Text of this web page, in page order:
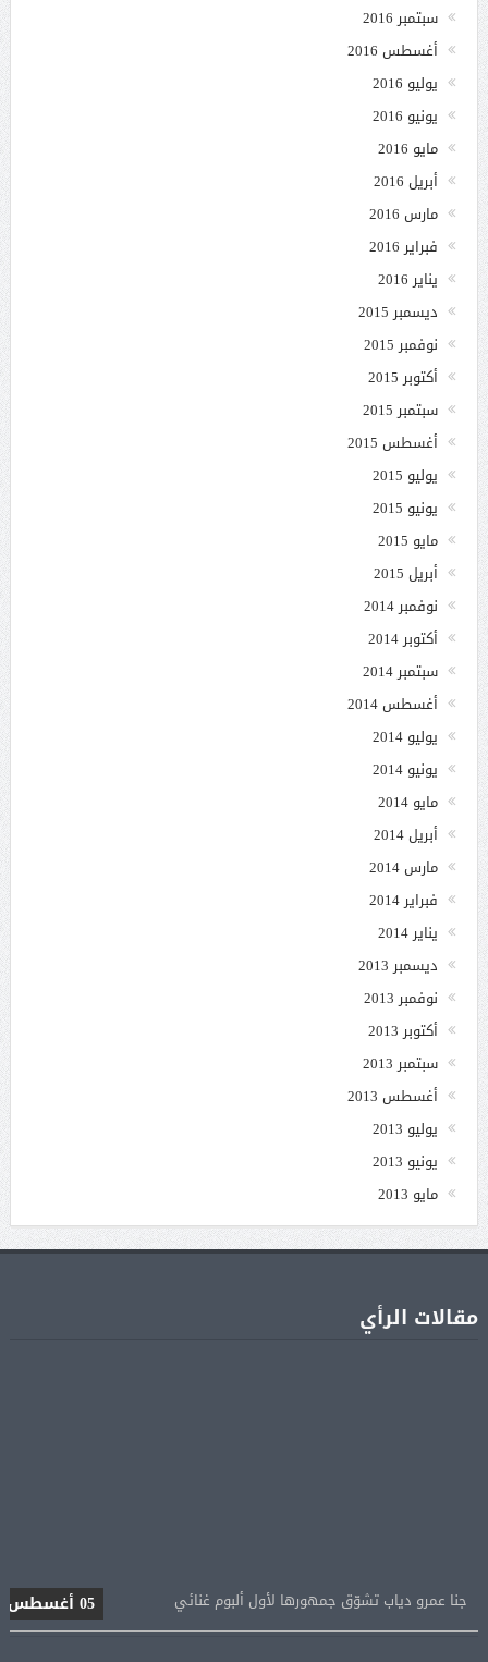
سبتمبر 2016
أغسطس 2016
يوليو 2016
يونيو 2016
مايو 2016
أبريل 2016
مارس 2016
فبراير 2016
يناير 2016
ديسمبر 2015
نوفمبر 2015
أكتوبر 2015
سبتمبر 2015
أغسطس 2015
يوليو 2015
يونيو 2015
مايو 2015
أبريل 2015
نوفمبر 2014
أكتوبر 2014
سبتمبر 2014
أغسطس 2014
يوليو 2014
يونيو 2014
مايو 2014
أبريل 2014
مارس 2014
فبراير 2014
يناير 2014
ديسمبر 2013
نوفمبر 2013
أكتوبر 2013
سبتمبر 2013
أغسطس 2013
يوليو 2013
يونيو 2013
مايو 2013
مقالات الرأي